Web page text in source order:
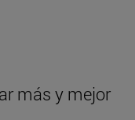
más y mejor